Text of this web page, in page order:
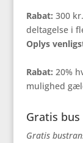
Rabat: 300
deltagelse i
Oplys
Rabat: 20%
mulighed
Gratis bus
Gratis